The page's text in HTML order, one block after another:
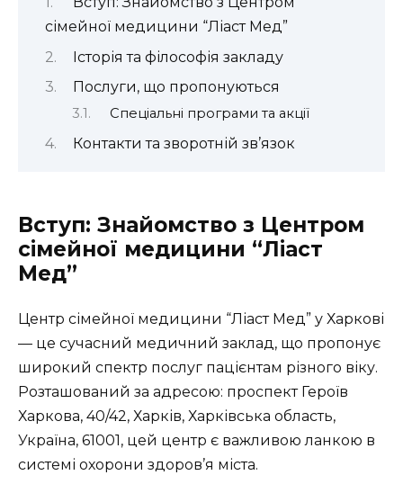
сімейної медицини “Ліаст Мед”
Історія та філософія закладу
Послуги, що пропонуються
Спеціальні програми та акції
Контакти та зворотній зв’язок
Вступ: Знайомство з Центром
сімейної медицини “Ліаст
Мед”
Центр сімейної медицини “Ліаст Мед” у Харкові
— це сучасний медичний заклад, що пропонує
широкий спектр послуг пацієнтам різного віку.
Розташований за адресою: проспект Героїв
Харкова, 40/42, Харків, Харківська область,
Україна, 61001, цей центр є важливою ланкою в
системі охорони здоров’я міста.